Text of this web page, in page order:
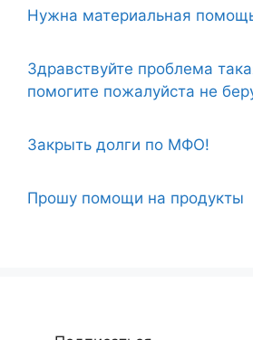
Нужна материальная
Здравствуйте проблема
помогите пожалуйста не
Закрыть долги по МФО!
Прошу помощи на продукты